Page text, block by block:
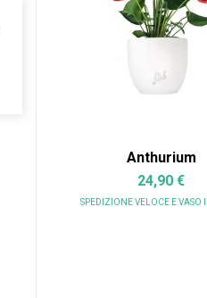
Anthurium
24,90 €
SPEDIZIONE VELOCE E VASO